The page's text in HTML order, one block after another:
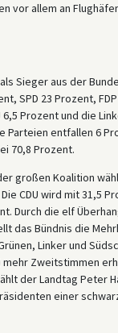
vor allem an
Sieger aus der
SPD 23 Prozent,
6,5 Prozent und die
Parteien entfallen 6
70,8 Prozent.
großen Koalition
CDU wird mit 31,5
Durch die elf
das Bündnis die
Linker und
mehr Zweitstimmen
der Landtag Peter
einer